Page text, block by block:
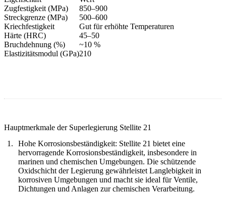
Zugfestigkeit (MPa)
850–900
Streckgrenze (MPa)
500–600
Kriechfestigkeit
Gut für erhöhte Temperaturen
Härte (HRC)
45–50
Bruchdehnung (%)
~10 %
Elastizitätsmodul (GPa)210
Hauptmerkmale der Superlegierung Stellite 21
Hohe Korrosionsbeständigkeit: Stellite 21 bietet eine
hervorragende Korrosionsbeständigkeit, insbesondere in
marinen und chemischen Umgebungen. Die schützende
Oxidschicht der Legierung gewährleistet Langlebigkeit in
korrosiven Umgebungen und macht sie ideal für Ventile,
Dichtungen und Anlagen zur chemischen Verarbeitung.